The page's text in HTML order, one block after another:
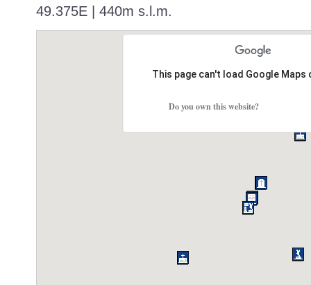
49.375E | 440m s.l.m.
This page can't load Google
Do you own this website?